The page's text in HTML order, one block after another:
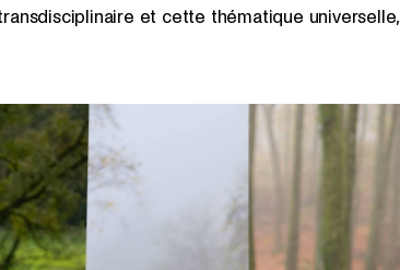
et cette thématique universelle,